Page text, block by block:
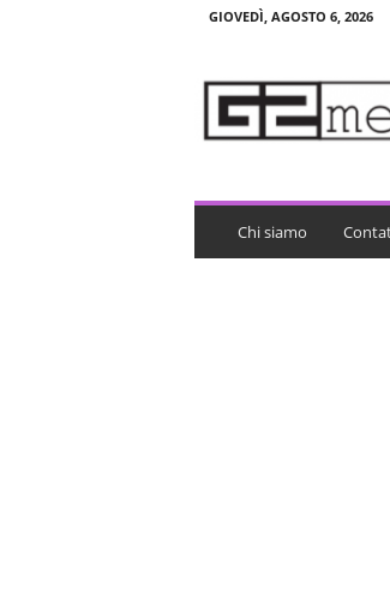
GIOVEDÌ, AGOSTO 6, 2026
a
Chi siamo